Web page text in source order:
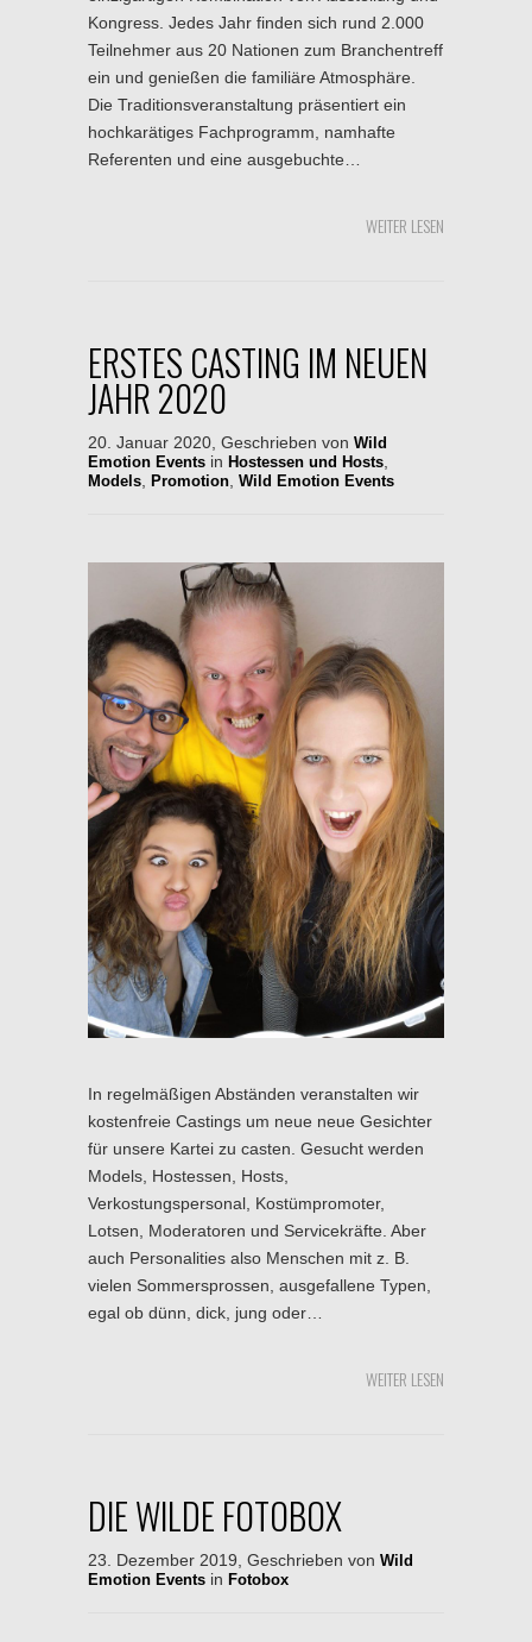
Kongress. Jedes Jahr finden sich rund 2.000
Teil­nehmer aus 20 Nationen zum Branchen­treff
ein und genießen die familiäre Atmos­phäre.
Die Traditions­veranstaltung präsentiert ein
hochkarätiges Fach­programm, namhafte
Referenten und eine ausgebuchte…
WEITER LESEN
ERSTES CASTING IM NEUEN
JAHR 2020
20. Januar 2020, Geschrieben von Wild
Emotion Events in Hostessen und Hosts
Models Promotion Wild Emotion Events
In regelmäßigen Abständen veranstalten wir
kostenfreie Castings um neue neue Gesichter
für unsere Kartei zu casten. Gesucht werden
Models, Hostessen, Hosts,
Verkostungspersonal, Kostümpromoter,
Lotsen, Moderatoren und Servicekräfte. Aber
auch Personalities also Menschen mit z. B.
vielen Sommersprossen, ausgefallene Typen,
egal ob dünn, dick, jung oder…
WEITER LESEN
DIE WILDE FOTOBOX
23. Dezember 2019, Geschrieben von Wild
Emotion Events in Fotobox